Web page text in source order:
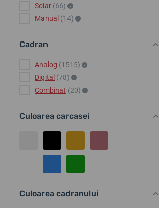
Solar (66)
Manual (14)
Cadran
Analog (1515)
Digital (78)
Combinat (20)
Culoarea carcasei
Culoarea cadranului